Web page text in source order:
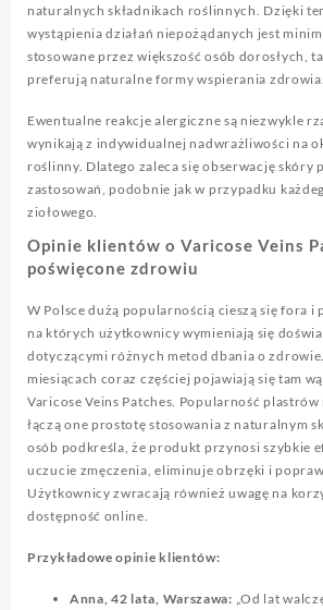
naturalnych składnikach roślinnych. Dzięki
wystąpienia działań niepożądanych jest
stosowane przez większość osób dorosłych,
preferują naturalne formy wspierania zdrowia.
Ewentualne reakcje alergiczne są niezwykle
wynikają z indywidualnej nadwrażliwości na
roślinny. Dlatego zaleca się obserwację skóry
zastosowań, podobnie jak w przypadku
ziołowego.
Opinie klientów o Varicose Veins
poświęcone zdrowiu
W Polsce dużą popularnością cieszą się fora i
na których użytkownicy wymieniają się
dotyczącymi różnych metod dbania o
miesiącach coraz częściej pojawiają się tam
Varicose Veins Patches. Popularność
łączą one prostotę stosowania z naturalnym
osób podkreśla, że produkt przynosi szybkie
uczucie zmęczenia, eliminuje obrzęki i
Użytkownicy zwracają również uwagę na
dostępność online.
Przykładowe opinie klientów:
Anna, 42 lata, Warszawa: „Od lat